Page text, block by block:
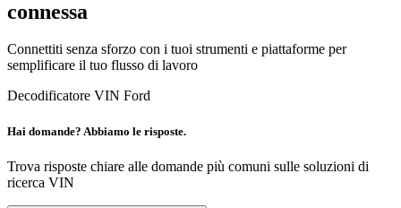
connessa
Connettiti senza sforzo con i tuoi strumenti e piattaforme per
semplificare il tuo flusso di lavoro
Decodificatore VIN Ford
Hai domande? Abbiamo le risposte.
Trova risposte chiare alle domande più comuni sulle soluzioni di
ricerca VIN